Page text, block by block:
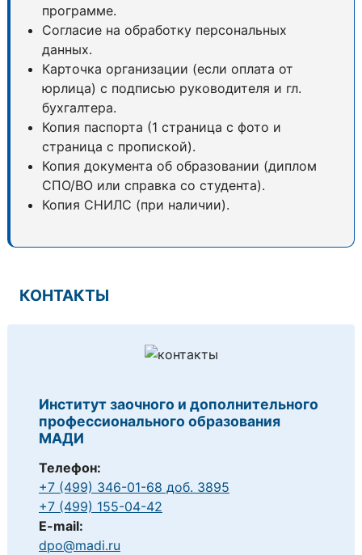
программе.
Согласие на обработку персональных
данных.
Карточка организации (если оплата от
юрлица) с подписью руководителя и гл.
бухгалтера.
Копия паспорта (1 страница с фото и
страница с пропиской).
Копия документа об образовании (диплом
СПО/ВО или справка со студента).
Копия СНИЛС (при наличии).
КОНТАКТЫ
Институт заочного и дополнительного
профессионального образования
МАДИ
Телефон:
+7 (499) 346-01-68 доб. 3895
+7 (499) 155-04-42
E-mail:
dpo@madi.ru